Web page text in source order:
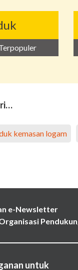
kemasan logam
e-Newsletter
untuk